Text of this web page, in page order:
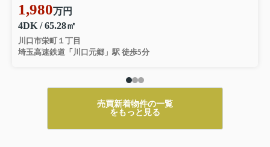
55万円
物件詳細へ
常盤台ダイカンプラザシテイ203
1,980万円
4DK / 65.28㎡
川口市栄町１丁目
埼玉高速鉄道「川口元郷」駅 徒歩5分
売買新着物件の一覧
をもっと見る